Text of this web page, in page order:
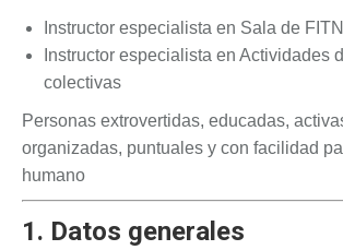
Instructor especialista en Sala de
Instructor especialista en Actividades
colectivas
Personas extrovertidas, educadas,
organizadas, puntuales y con facilidad
humano
1. Datos generales